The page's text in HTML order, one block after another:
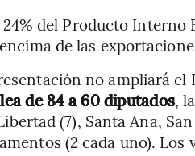
del Producto Interno
de las
no ampliará el
de 84 a 60 diputados,
(7), Santa Ana,
(2 cada uno). Los